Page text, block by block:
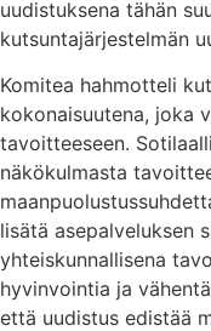
uudistuksena tähän
kutsuntajärjestelmän
Komitea hahmotteli
kokonaisuutena, joka
tavoitteeseen.
näkökulmasta
lisätä asepalveluksen
yhteiskunnallisena
hyvinvointia ja
että uudistus edistää